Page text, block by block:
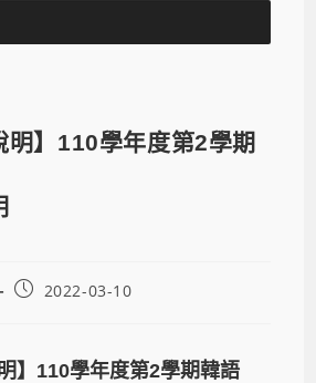
明】110學年度第2學期
2022-03-10
】110學年度第2學期韓語